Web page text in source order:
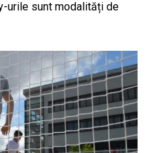
urile sunt modalități de